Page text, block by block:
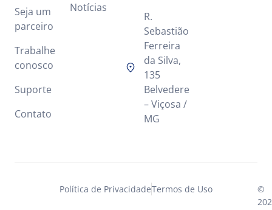
Seja um
parceiro
Trabalhe
conosco
Suporte
Contato
Notícias
R.
Sebastião
Ferreira
da Silva,
135
Belvedere
– Viçosa /
MG
Política de PrivacidadeTermos de Uso
©